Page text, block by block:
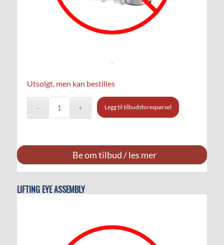
Utsolgt, men kan bestilles
Legg til tilbudsforespørsel
Be om tilbud / les mer
LIFTING EYE ASSEMBLY